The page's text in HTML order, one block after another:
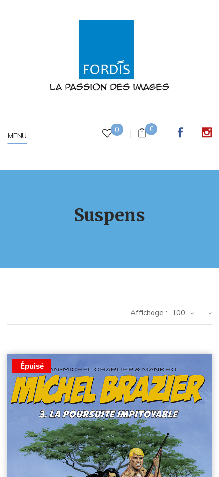
0 0
MENU
Suspens
Affichage : 100
Épuisé